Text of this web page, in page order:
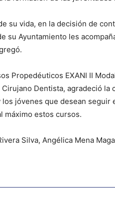
su vida, en la decisión de
su Ayuntamiento les
Propedéuticos EXANI II
Dentista, agradeció la
jóvenes que desean seguir
máximo estos cursos.
Silva, Angélica Mena